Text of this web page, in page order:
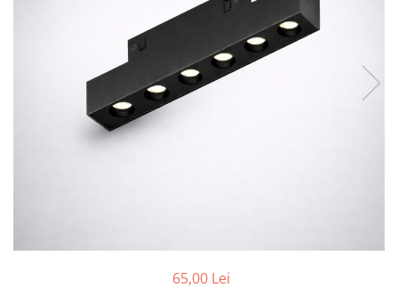
Comutatoare / Detectoare PIR
Senzori de miscare
65,00 Lei